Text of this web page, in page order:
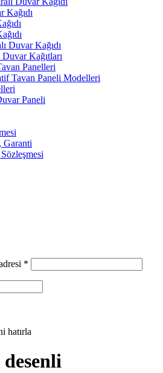
Kağıdı
Duvar Kağıdı
Kağıtları
Panelleri
Tavan Paneli Modelleri
Paneli
Garanti
*
hatırla